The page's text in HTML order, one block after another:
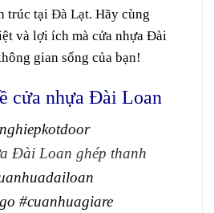
trúc tại Đà Lạt. Hãy cùng
và lợi ích mà cửa nhựa Đài
gian sống của bạn!
cửa nhựa Đài Loan
Đài Loan ghép thanh
#cuanhuagiare